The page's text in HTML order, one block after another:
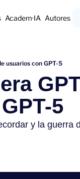
Academ·IA Autores
usuarios con GPT-5
5
y la guerra